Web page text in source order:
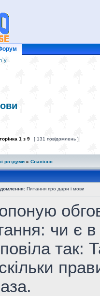
1 з 9 [ 131 повідомлень ]
роздуми » Спасіння
Питання про дари і мови
чи є